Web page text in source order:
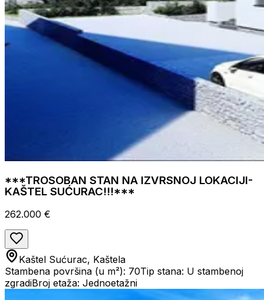
***TROSOBAN STAN NA IZVRSNOJ LOKACIJI-
KAŠTEL SUĆURAC!!!***
262.000 €
Kaštel Sućurac, Kaštela
Stambena površina (u m²): 70Tip stana: U stambenoj
zgradiBroj etaža: Jednoetažni